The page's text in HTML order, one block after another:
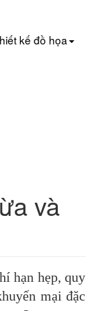
kế đồ họa
và
hạn hẹp, quy
mại đặc